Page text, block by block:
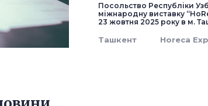
Посольство Республіки
міжнародну виставку
23 жовтня 2025 року в м.
Ташкент Horeca